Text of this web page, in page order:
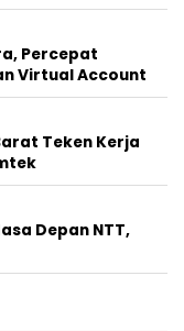
Percepat
Virtual Account
Teken Kerja
Depan NTT,